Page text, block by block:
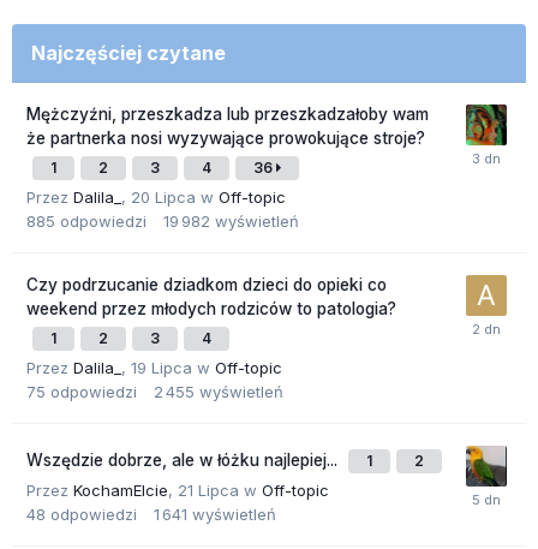
Najczęściej czytane
Mężczyźni, przeszkadza lub przeszkadzałoby wam
że partnerka nosi wyzywające prowokujące stroje?
1 2 3 4 36
Przez Dalila_ , 20 Lipca w Off-topic
885 odpowiedzi 19 982 wyświetleń
Czy podrzucanie dziadkom dzieci do opieki co
weekend przez młodych rodziców to patologia?
1 2 3 4
Przez Dalila_ , 19 Lipca w Off-topic
75 odpowiedzi 2 455 wyświetleń
Wszędzie dobrze, ale w łóżku najlepiej... 1 2
Przez KochamElcie, 21 Lipca w Off-topic
48 odpowiedzi 1 641 wyświetleń